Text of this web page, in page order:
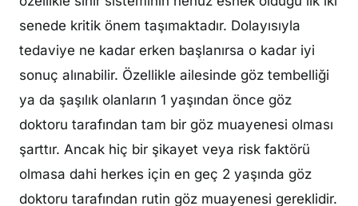
senede kritik önem taşımaktadır. Dolayısıyla
tedaviye ne kadar erken başlanırsa o kadar iyi
sonuç alınabilir. Özellikle ailesinde göz tembelliği
ya da şaşılık olanların 1 yaşından önce göz
doktoru tarafından tam bir göz muayenesi olması
şarttır. Ancak hiç bir şikayet veya risk faktörü
olmasa dahi herkes için en geç 2 yaşında göz
doktoru tarafından rutin göz muayenesi gereklidir.